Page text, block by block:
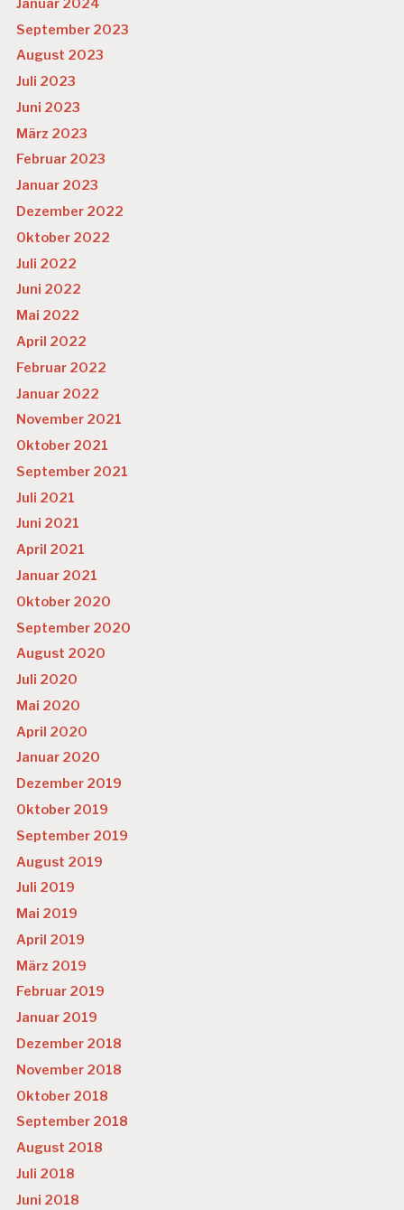
Januar 2024
September 2023
August 2023
Juli 2023
Juni 2023
März 2023
Februar 2023
Januar 2023
Dezember 2022
Oktober 2022
Juli 2022
Juni 2022
Mai 2022
April 2022
Februar 2022
Januar 2022
November 2021
Oktober 2021
September 2021
Juli 2021
Juni 2021
April 2021
Januar 2021
Oktober 2020
September 2020
August 2020
Juli 2020
Mai 2020
April 2020
Januar 2020
Dezember 2019
Oktober 2019
September 2019
August 2019
Juli 2019
Mai 2019
April 2019
März 2019
Februar 2019
Januar 2019
Dezember 2018
November 2018
Oktober 2018
September 2018
August 2018
Juli 2018
Juni 2018